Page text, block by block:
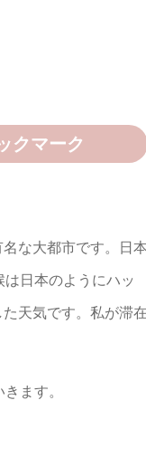
クマーク
な大都市です。日本
日本のようにハッ
天気です。私が滞在
ます。